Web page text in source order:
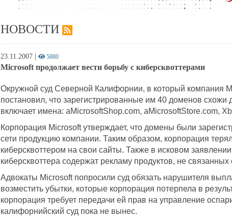
НОВОСТИ
23.11.2007 5880
Microsoft продолжает вести борьбу с киберсквоттерами
Окружной суд Северной Калифорнии, в который компания
постановил, что зарегистрированные им 40 доменов
включает имена: aMicrosoftShop.com, aMicrosoftStore.com,
Корпорация Microsoft утверждает, что домены были
сети продукцию компании. Таким образом, корпорация
киберсквоттером на свои сайты. Также в исковом
киберсквоттера содержат рекламу продуктов, не
Адвокаты Microsoft попросили суд обязать нарушителя
возместить убытки, которые корпорация потерпела в
корпорация требует передачи ей прав на управление
калифорнийский суд пока не вынес.